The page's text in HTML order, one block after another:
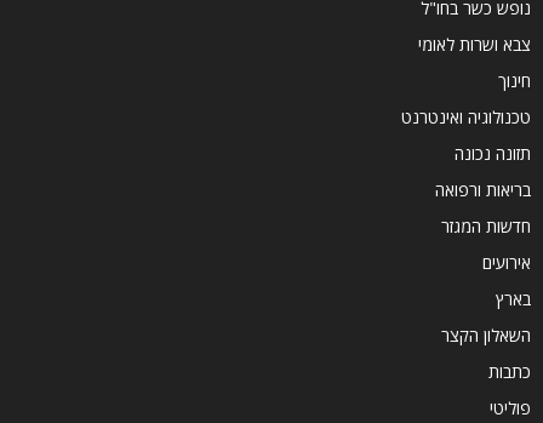
נופש כשר בחו"ל
צבא ושרות לאומי
חינוך
טכנולוגיה ואינטרנט
תזונה נכונה
בריאות ורפואה
חדשות המגזר
אירועים
בארץ
השאלון הקצר
כתבות
פוליטי